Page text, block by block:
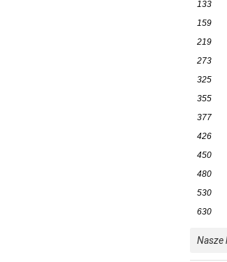
133
159
219
273
325
355
377
426
450
480
530
630
Nasze